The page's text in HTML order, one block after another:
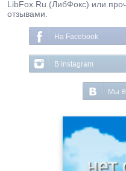
LibFox.Ru (ЛибФокс) или
отзывами.
На Facebook
В Instagram
Мы